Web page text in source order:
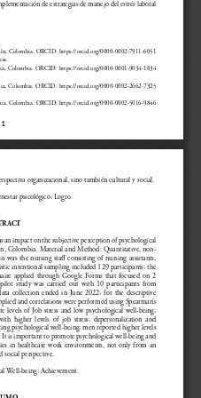
1
de estrategias de manejo del estrés laboral
Colombia. ORCID: https://orcid.org/0000-0002-7911-6051
Colombia.  ORCID:  https://orcid.org/0000-0001-9034-1834
Colombia. ORCID: https://orcid.org/0000-0002-2662-7325
Colombia. ORCID: https://orcid.org/0000-0002-5016-9846
organizacional, sino también cultural y social.
psicológico; Logro.
an impact on the subjective perception of psychological
Colombia. Material and Method: Quantitative, non-
was the nursing staff consisting of nursing assistants,
intentional sampling included 129 participants; the
applied  through  Google  Forms  that  focused  on  2
pilot  study  was  carried  out  with  10  participants  from
collection  ended  in  June  2022;  for  the  descriptive
and correlations were performed using Spearman’s
levels of Job stress and low psychological well-being;
higher  levels  of  job  stress;  depersonalization  and
psychological well-being; men reported higher levels
is important to promote psychological well-being and
in healthcare work environments, not only from an
perspective.
Well-being; Achievement.